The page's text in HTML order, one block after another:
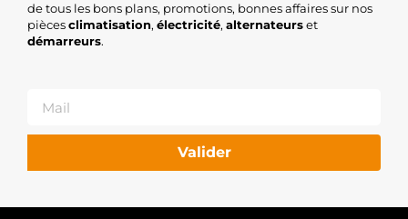
de tous les bons plans, promotions, bonnes affaires sur nos
piècesclimatisation, électricité, alternateurset
démarreurs.
Valider